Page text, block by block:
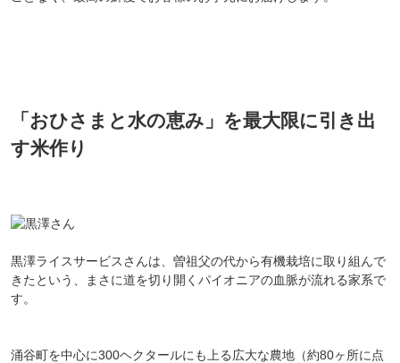
「おひさまと水の恵み」を最大限に引き出
す米作り
黒澤ライスサービスさんは、曽祖父の代から有機栽培に取り組んで
きたという、まさに道を切り開くパイオニアの血脈が流れる家系で
す。
涌谷町を中心に300ヘクタールにも上る広大な農地（約80ヶ所に点